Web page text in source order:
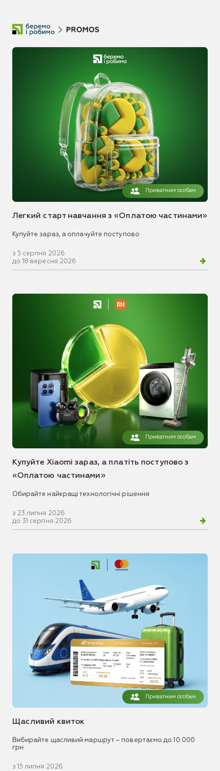
Приватним особам
Легкий старт навчання з «Оплатою частинами»
Купуйте зараз, а оплачуйте поступово
з 5 серпня 2026
до 18 вересня 2026
Приватним особам
Купуйте Xiaomi зараз, а платіть поступово з
«Оплатою частинами»
Обирайте найкращі технологічні рішення
з 23 липня 2026
до 31 серпня 2026
Приватним особам
Щасливий квиток
Вибирайте щасливий маршрут – повертаємо до 10 000
грн
з 15 липня 2026